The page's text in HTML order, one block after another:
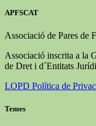
APFSCAT
Associació de Pares de
Associació inscrita a la
de Dret i d´Entitats
LOPD Política de
Temes